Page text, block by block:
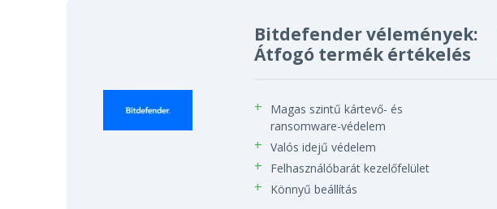
Bitdefender vélemények:
Átfogó termék értékelés
Magas szintű kártevő- és
ransomware-védelem
Valós idejű védelem
Felhasználóbarát kezelőfelület
Könnyű beállítás